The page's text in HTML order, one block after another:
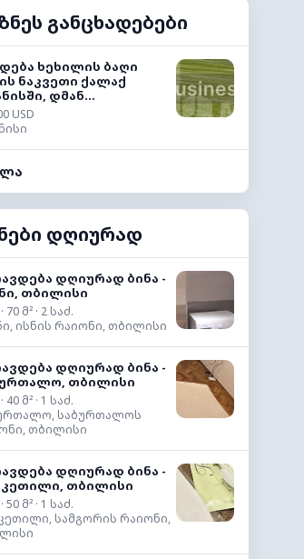
განცხადებები
ხეხილის ბაღი
ნაკვეთი ქალაქ
დმან...
USD
დღიურად
დღიურად ბინა -
თბილისი
70 მ² · 2 საძ.
ისნის რაიონი, თბილისი
დღიურად ბინა -
თბილისი
40 მ² · 1 საძ.
საბურთალოს
თბილისი
დღიურად ბინა -
თბილისი
50 მ² · 1 საძ.
სამგორის რაიონი,